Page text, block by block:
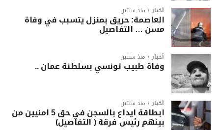
أخبار منذ سنتين
العاصمة: حريق بمنزل يتسبب في وفاة
مسن … التفاصيل
أخبار منذ سنتين
وفاة طبيب تونسي بسلطنة عمان ..
أخبار منذ سنتين
ابطاقة ايداع بالسجن في حق 5 امنيين من
بينهم رئيس فرقة ( التفاصيل)